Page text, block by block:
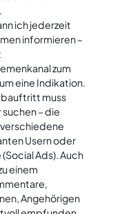
ich jederzeit
informieren –
zum
eine Indikation.
muss
– die
Usern oder
Ads). Auch
einem
Angehörigen